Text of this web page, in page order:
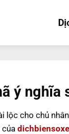
ý nghĩa
lộc cho chủ